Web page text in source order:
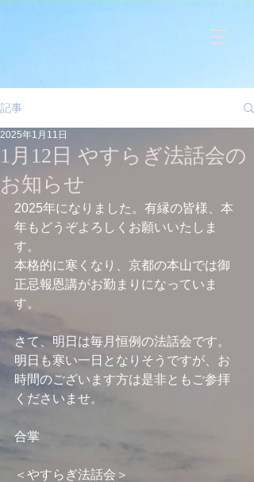
記事
1月12日 やすらぎ法話会の
お知らせ
2025年1月11日
2025年になりました。有縁の皆様、本
年もどうぞよろしくお願いいたしま
す。
本格的に寒くなり、京都の本山では御
正忌報恩講がお勤まりになっていま
す。
さて、明日は毎月恒例の法話会です。
明日も寒い一日となりそうですが、お
時間のございます方は是非ともご参拝
くださいませ。
合掌
＜やすらぎ法話会＞